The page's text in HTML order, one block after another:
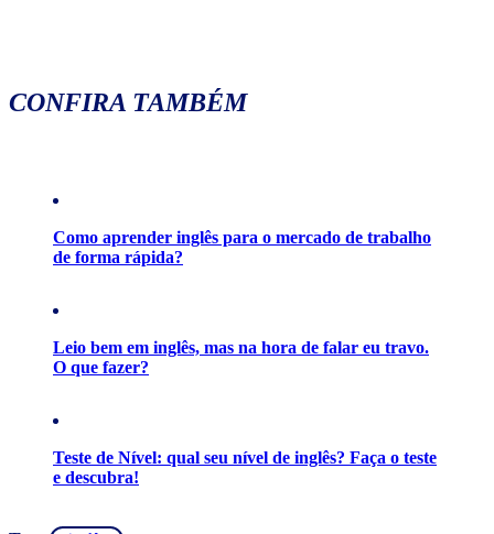
CONFIRA TAMBÉM
Como aprender inglês para o mercado de trabalho
de forma rápida?
Leio bem em inglês, mas na hora de falar eu travo.
O que fazer?
Teste de Nível: qual seu nível de inglês? Faça o teste
e descubra!